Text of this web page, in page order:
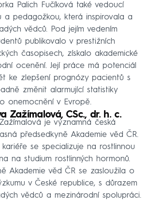
Palich Fučíková také vedoucí
a pedagožkou, která inspirovala a
vědců. Pod jejím vedením
publikovalo v prestižních
časopisech, získalo akademické
ocenění. Její práce má potenciál
ke zlepšení prognózy pacientů s
změnit alarmující statistiky
onemocnění v Evropě.
Zažímalová, CSc., dr. h. c.
je významná česká
předsedkyně Akademie věd ČR.
se specializuje na rostlinnou
na studium rostlinných hormonů.
Akademie věd ČR se zasloužila o
v České republice, s důrazem
vědců a mezinárodní spolupráci.